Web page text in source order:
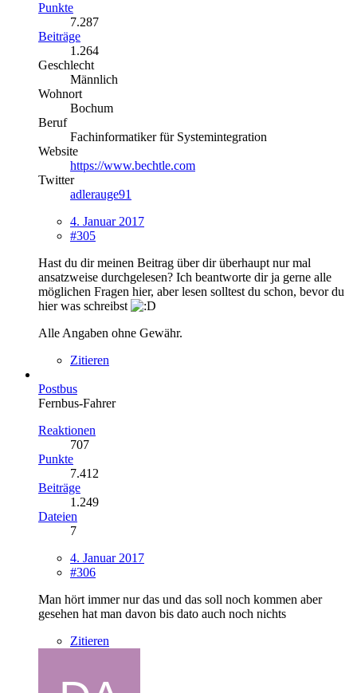
Punkte
7.287
Beiträge
1.264
Geschlecht
Männlich
Wohnort
Bochum
Beruf
Fachinformatiker für Systemintegration
Website
https://www.bechtle.com
Twitter
adlerauge91
4. Januar 2017
#305
Hast du dir meinen Beitrag über dir überhaupt nur mal
ansatzweise durchgelesen? Ich beantworte dir ja gerne alle
möglichen Fragen hier, aber lesen solltest du schon, bevor du
hier was schreibst
Alle Angaben ohne Gewähr.
Zitieren
Postbus
Fernbus-Fahrer
Reaktionen
707
Punkte
7.412
Beiträge
1.249
Dateien
7
4. Januar 2017
#306
Man hört immer nur das und das soll noch kommen aber
gesehen hat man davon bis dato auch noch nichts
Zitieren